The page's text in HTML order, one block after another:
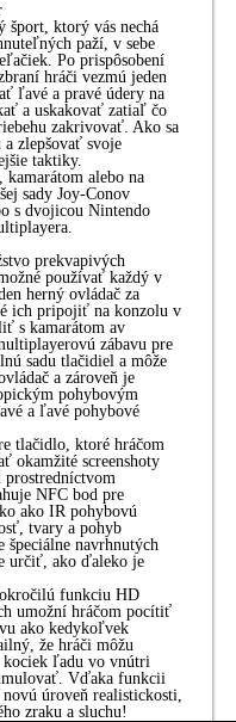
ktorý vás nechá
paží, v sebe
Po prispôsobení
hráči vezmú jeden
ľavé a pravé údery na
a uskakovať zatiaľ čo
zakrivovať. Ako sa
zlepšovať svoje
taktiky.
alebo na
sady Joy-Conov
s dvojicou Nintendo
prekvapivých
používať každý v
herný ovládač za
ich pripojiť na konzolu v
s kamarátom av
zábavu pre
sadu tlačidiel a môže
a zároveň je
pohybovým
a ľavé pohybové
tlačidlo, ktoré hráčom
okamžité screenshoty
NFC bod pre
ako IR pohybovú
tvary a pohyb
navrhnutých
určiť, ako ďaleko je
funkciu HD
umožní hráčom pocítiť
ako kedykoľvek
že hráči môžu
ľadu vo vnútri
Vďaka funkcii
úroveň realistickosti,
zraku a sluchu!